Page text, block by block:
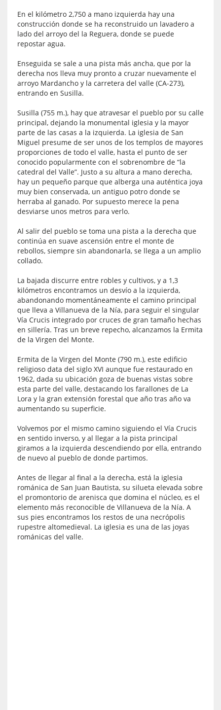
En el kilómetro 2,750 a mano izquierda hay una
construcción donde se ha reconstruido un lavadero a
lado del arroyo del la Reguera, donde se puede
repostar agua.
Enseguida se sale a una pista más ancha, que por la
derecha nos lleva muy pronto a cruzar nuevamente el
arroyo Mardancho y la carretera del valle (CA-273),
entrando en Susilla.
Susilla (755 m.), hay que atravesar el pueblo por su calle
principal, dejando la monumental iglesia y la mayor
parte de las casas a la izquierda. La iglesia de San
Miguel presume de ser unos de los templos de mayores
proporciones de todo el valle, hasta el punto de ser
conocido popularmente con el sobrenombre de “la
catedral del Valle”. Justo a su altura a mano derecha,
hay un pequeño parque que alberga una auténtica joya
muy bien conservada, un antiguo potro donde se
herraba al ganado. Por supuesto merece la pena
desviarse unos metros para verlo.
Al salir del pueblo se toma una pista a la derecha que
continúa en suave ascensión entre el monte de
rebollos, siempre sin abandonarla, se llega a un amplio
collado.
La bajada discurre entre robles y cultivos, y a 1,3
kilómetros encontramos un desvío a la izquierda,
abandonando momentáneamente el camino principal
que lleva a Villanueva de la Nía, para seguir el singular
Vía Crucis integrado por cruces de gran tamaño hechas
en sillería. Tras un breve repecho, alcanzamos la Ermita
de la Virgen del Monte.
Ermita de la Virgen del Monte (790 m.), este edificio
religioso data del siglo XVI aunque fue restaurado en
1962, dada su ubicación goza de buenas vistas sobre
esta parte del valle, destacando los farallones de La
Lora y la gran extensión forestal que año tras año va
aumentando su superficie.
Volvemos por el mismo camino siguiendo el Vía Crucis
en sentido inverso, y al llegar a la pista principal
giramos a la izquierda descendiendo por ella, entrando
de nuevo al pueblo de donde partimos.
Antes de llegar al final a la derecha, está la iglesia
románica de San Juan Bautista, su silueta elevada sobre
el promontorio de arenisca que domina el núcleo, es el
elemento más reconocible de Villanueva de la Nía. A
sus pies encontramos los restos de una necrópolis
rupestre altomedieval. La iglesia es una de las joyas
románicas del valle.